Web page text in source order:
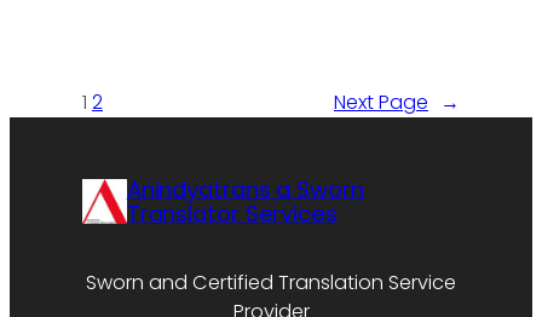
1 2 Next Page →
Anindyatrans a Sworn
Translator Services
Sworn and Certified Translation Service
Provider